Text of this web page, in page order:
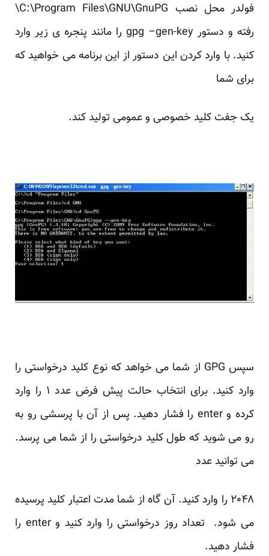
فولدر محل نصب C:\Program Files\GNU\GnuPG\
رفته و دستور gpg –gen-key را مانند پنجره ی زیر وارد
کنید. با وارد کردن این دستور از این برنامه می خواهید که
برای شما
یک جفت کلید خصوصی و عمومی تولید کند.
سپس GPG از شما می خواهد که نوع کلید درخواستی را
وارد کنید. برای انتخاب حالت پیش فرض عدد ۱ را وارد
کرده و enter را فشار دهید. پس از آن با پرسشی رو به
رو می شوید که طول کلید درخواستی را از شما می پرسد.
می توانید عدد
۲۰۴۸ را وارد کنید. آن گاه از شما مدت اعتبار کلید پرسیده
می شود. تعداد روز درخواستی را وارد کنید و enter را
فشار دهید.